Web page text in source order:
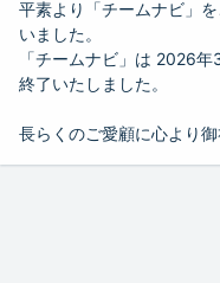
平素より「チームナビ」
いました。
「チームナビ」は 2026
終了いたしました。
長らくのご愛顧に心より御